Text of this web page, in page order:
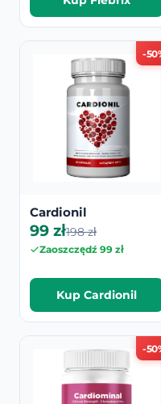
-
Cardionil
99 zł198 zł
Zaoszczędź 99 zł
Kup Cardionil
-